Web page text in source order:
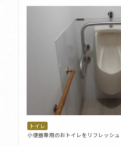
トイレ
小便器専用のおトイレをリフレッシュ